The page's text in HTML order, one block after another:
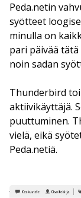
Peda.netin
syötteet
minulla on
pari päivää
noin sadan
Thunderbird
aktiivikäyttäjä.
puuttuminen.
vielä, eikä
Peda.netiä.